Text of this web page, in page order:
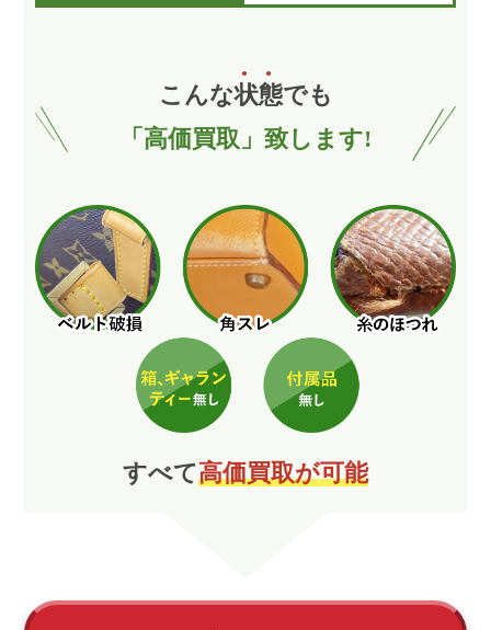
こんな状態でも
「高価買取」致します!
すべて高価買取が可能